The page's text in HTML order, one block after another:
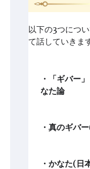
以下の3つにつ
て話していきま
・「ギバー
なた論
・真のギバ
・かなた(日